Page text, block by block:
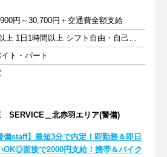
円～30,700円＋交通費全額支給
週1日以上 1日1時間以上 シフト自由・自己申告
ト・パート
＿北赤羽エリア(警備)
備staff】最短3分で内定！即勤務＆即日
OK◎面接で2000円支給！携帯＆バイク